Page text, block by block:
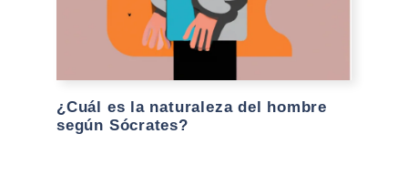
¿Cuál es la naturaleza del hombre
según Sócrates?